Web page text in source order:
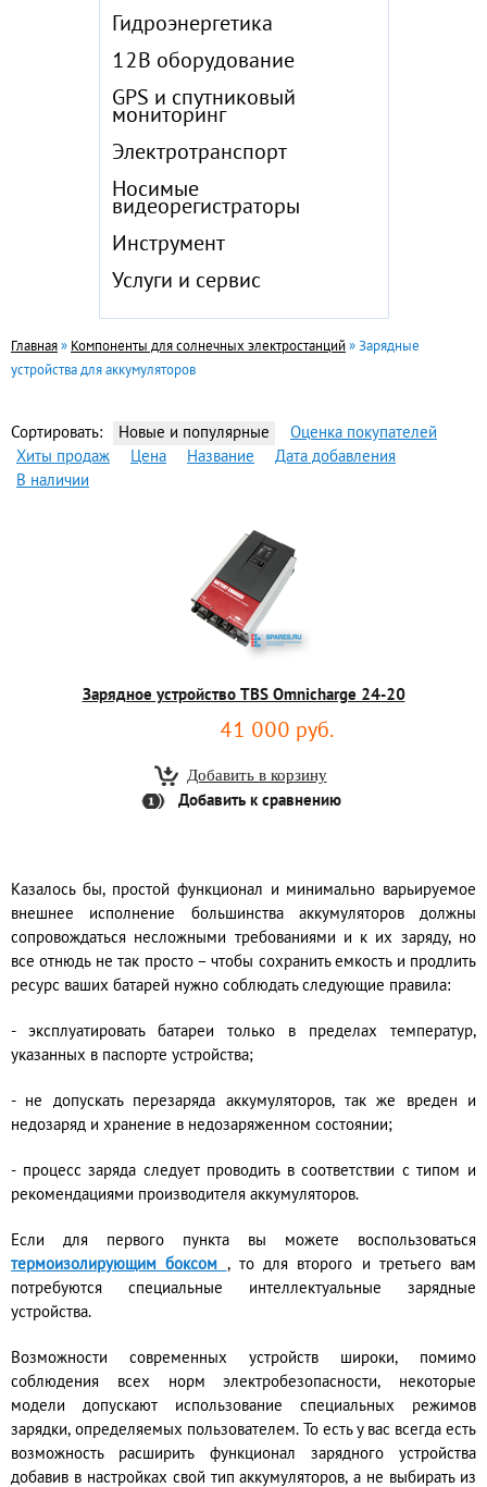
Гидроэнергетика
12В оборудование
GPS и спутниковый
мониторинг
Электротранспорт
Носимые
видеорегистраторы
Инструмент
Услуги и сервис
Главная » Компоненты для солнечных электростанций » Зарядные
устройства для аккумуляторов
Сортировать: Новые и популярные
Оценка покупателей
Хиты продаж
Цена Название
Дата добавления
В наличии
Зарядное устройство TBS Omnicharge 24-20
41 000 руб.
Добавить к сравнению
Казалось бы, простой функционал и минимально варьируемое
внешнее исполнение большинства аккумуляторов должны
сопровождаться несложными требованиями и к их заряду, но
все отнюдь не так просто – чтобы сохранить емкость и продлить
ресурс ваших батарей нужно соблюдать следующие правила:
- эксплуатировать батареи только в пределах температур,
указанных в паспорте устройства;
- не допускать перезаряда аккумуляторов, так же вреден и
недозаряд и хранение в недозаряженном состоянии;
- процесс заряда следует проводить в соответствии с типом и
рекомендациями производителя аккумуляторов.
Если для первого пункта вы можете воспользоваться
термоизолирующим боксом , то для второго и третьего вам
потребуются специальные интеллектуальные зарядные
устройства.
Возможности современных устройств широки, помимо
соблюдения всех норм электробезопасности, некоторые
модели допускают использование специальных режимов
зарядки, определяемых пользователем. То есть у вас всегда есть
возможность расширить функционал зарядного устройства
добавив в настройках свой тип аккумуляторов, а не выбирать из